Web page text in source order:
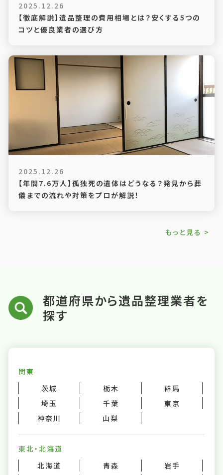
2025.12.26
【徹底解説】遺品整理の費用相場とは？安くする5つの
コツと優良業者の選び方
2025.12.26
【年間7.6万人】孤独死の遺体はどうなる？発見から葬
儀までの流れや対策をプロが解説！
もっと見る >
都道府県から遺品整理業者を
探す
関東
茨城
栃木
群馬
埼玉
千葉
東京
神奈川
山梨
東北・北海道
北海道
青森
岩手